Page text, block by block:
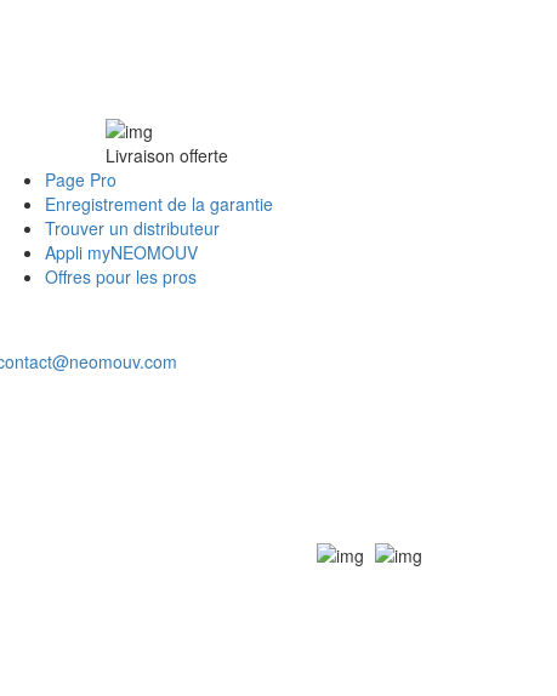
Livraison offerte
Page Pro
Enregistrement de la garantie
Trouver un distributeur
Appli myNEOMOUV
Offres pour les pros